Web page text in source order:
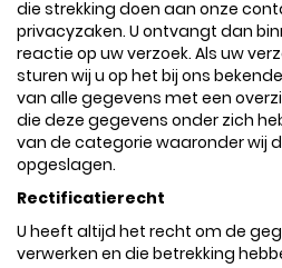
die strekking doen aan onze
privacyzaken. U ontvangt dan
reactie op uw verzoek. Als uw
sturen wij u op het bij ons
van alle gegevens met een
die deze gegevens onder zich
van de categorie waaronder wij
opgeslagen.
Rectificatierecht
U heeft altijd het recht om de
verwerken en die betrekking